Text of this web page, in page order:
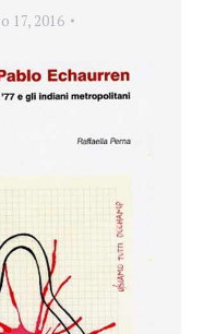
17, 2016